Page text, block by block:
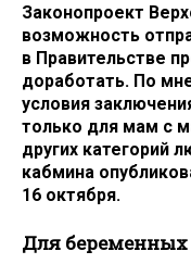
Законопроект
возможность
в Правительстве
доработать. По
условия
только для мам с
других категорий
кабмина
16 октября.
Для